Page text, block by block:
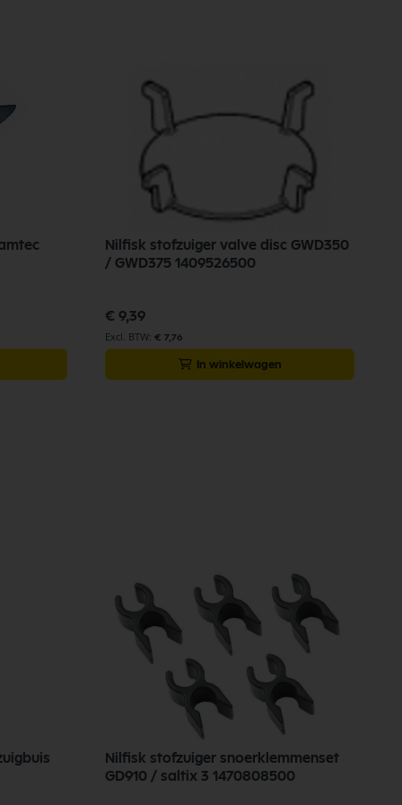
Nilfisk stofzuiger valve disc GWD350
/ GWD375 1409526500
€ 9,39
€ 7,76
In winkelwagen
Nilfisk stofzuiger snoerklemmenset
GD910 / saltix 3 1470808500